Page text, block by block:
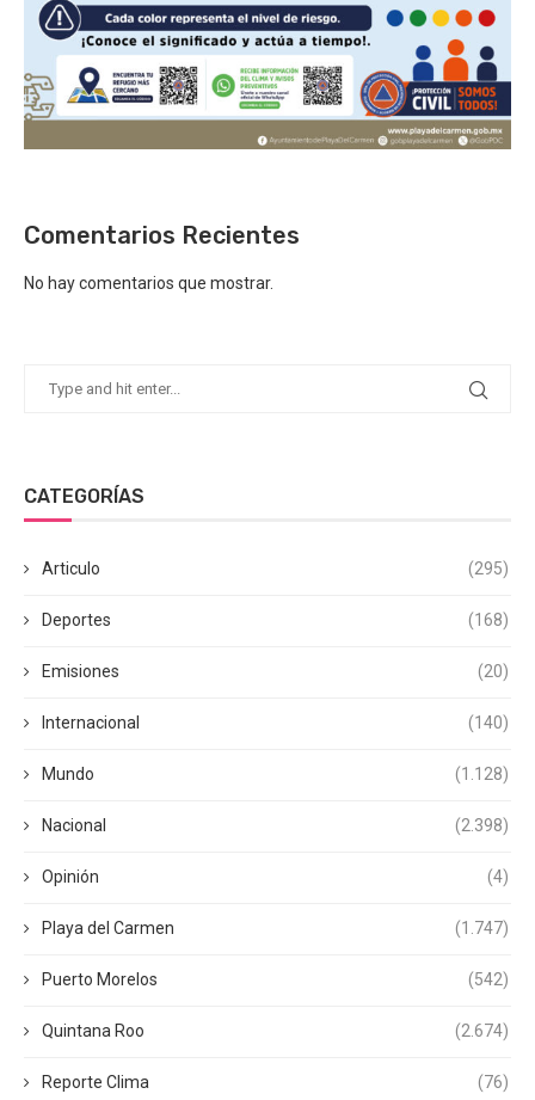
Comentarios Recientes
No hay comentarios que mostrar.
CATEGORÍAS
Articulo (295)
Deportes (168)
Emisiones (20)
Internacional (140)
Mundo (1.128)
Nacional (2.398)
Opinión (4)
Playa del Carmen (1.747)
Puerto Morelos (542)
Quintana Roo (2.674)
Reporte Clima (76)